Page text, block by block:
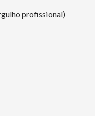
profissional)